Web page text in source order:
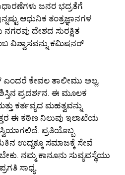
ಜನರ ಭದ್ರತೆಗೆ
ಆಧುನಿಕ ತಂತ್ರಜ್ಞಾನಗಳ
ದೇಶದ ಸುರಕ್ಷಿತ
ವಿಶ್ವಾಸವನ್ನು ಕಮಿಷನರ್
ಕೇವಲ ತಾಲೀಮು ಅಲ್ಲ,
ಪ್ರದರ್ಶನ. ಈ ಮೂಲಕ
ಕರ್ತವ್ಯದ ಮಹತ್ವವನ್ನು
ಈ ಕಠಿಣ ನಿಲುವು ಇಲಾಖೆಯ
ಪ್ರತಿಯೊಬ್ಬ
ಉದ್ದಕ್ಕೂ ಸಮಾಜಕ್ಕೆ ಸೇವೆ
ನಮ್ಮ ಕಾನೂನು ಸುವ್ಯವಸ್ಥೆಯು
ಸಾಧ್ಯ.